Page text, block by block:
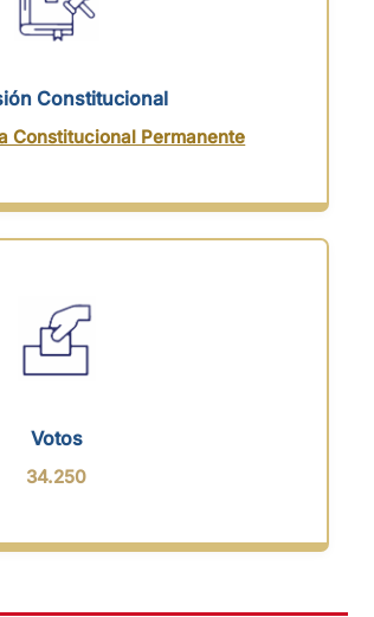
Constitucional
Constitucional Permanente
Votos
34.250